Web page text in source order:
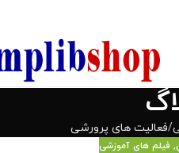
فعالیت های پرورشی
, فیلم های آموزشی